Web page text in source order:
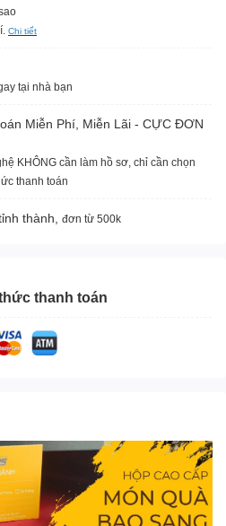
Chi tiết
tại nhà bạn
Miễn Phí, Miễn Lãi - CỰC ĐƠN
KHÔNG cần làm hồ sơ, chỉ cần chọn
thanh toán
thành, đơn từ 500k
thanh toán